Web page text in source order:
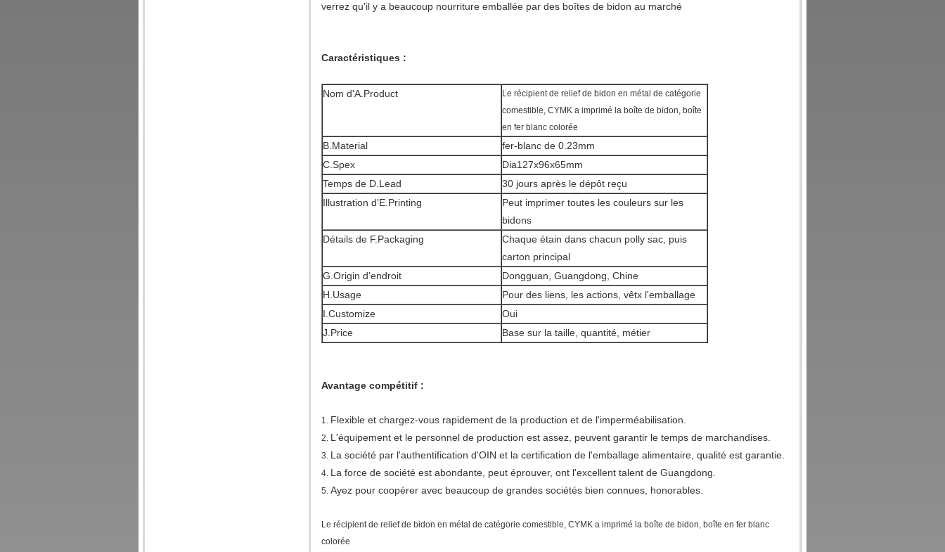
verrez qu'il y a beaucoup nourriture emballée par des boîtes de bidon au marché
Caractéristiques :
Nom d'A.Product
Le récipient de relief de bidon en métal de catégorie
comestible, CYMK a imprimé la boîte de bidon, boîte
en fer blanc colorée
B.Material
fer-blanc de 0.23mm
C.Spex
Dia127x96x65mm
Temps de D.Lead
30 jours après le dépôt reçu
Illustration d'E.Printing
Peut imprimer toutes les couleurs sur les
bidons
Détails de F.Packaging
Chaque étain dans chacun polly sac, puis
carton principal
G.Origin d'endroit
Dongguan, Guangdong, Chine
H.Usage
Pour des liens, les actions, vêtx l'emballage
I.Customize
Oui
J.Price
Base sur la taille, quantité, métier
Avantage compétitif :
1. Flexible et chargez-vous rapidement de la production et de l'imperméabilisation.
2. L'équipement et le personnel de production est assez, peuvent garantir le temps de marchandises.
3. La société par l'authentification d'OIN et la certification de l'emballage alimentaire, qualité est garantie.
4. La force de société est abondante, peut éprouver, ont l'excellent talent de Guangdong.
5. Ayez pour coopérer avec beaucoup de grandes sociétés bien connues, honorables.
Le récipient de relief de bidon en métal de catégorie comestible, CYMK a imprimé la boîte de bidon, boîte en fer blanc
colorée